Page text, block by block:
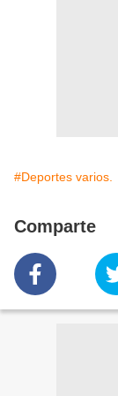
#Deportes varios.
Comparte